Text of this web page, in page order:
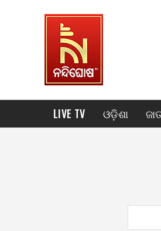
LIVE TV ଓଡ଼ିଶା